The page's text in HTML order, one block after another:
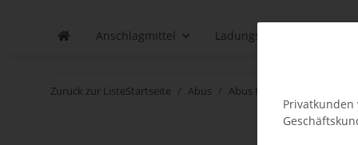
Anschlagmittel Ladungssicherung
Zurück zur ListeStartseite Abus Abus Ersatzteile /